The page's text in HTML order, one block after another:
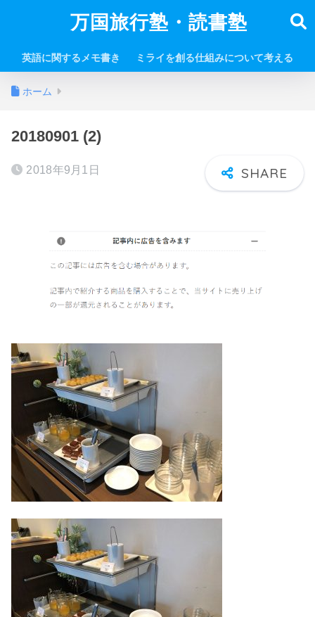
万国旅行塾・読書塾
英語に関するメモ書き ミライを創る仕組みについて考える
ホーム
20180901 (2)
2018年9月1日